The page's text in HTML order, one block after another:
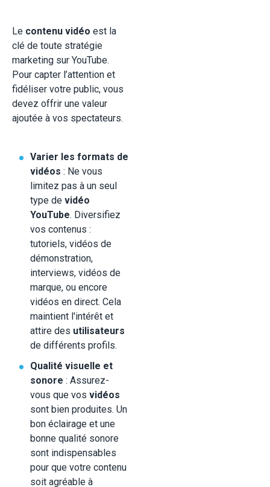
Le contenu vidéo est la
clé de toute stratégie
marketing sur YouTube.
Pour capter l’attention et
fidéliser votre public, vous
devez offrir une valeur
ajoutée à vos spectateurs.
Varier les formats de
vidéos : Ne vous
limitez pas à un seul
type de vidéo
YouTube. Diversifiez
vos contenus :
tutoriels, vidéos de
démonstration,
interviews, vidéos de
marque, ou encore
vidéos en direct. Cela
maintient l'intérêt et
attire des utilisateurs
de différents profils.
Qualité visuelle et
sonore : Assurez-
vous que vos vidéos
sont bien produites. Un
bon éclairage et une
bonne qualité sonore
sont indispensables
pour que votre contenu
soit agréable à